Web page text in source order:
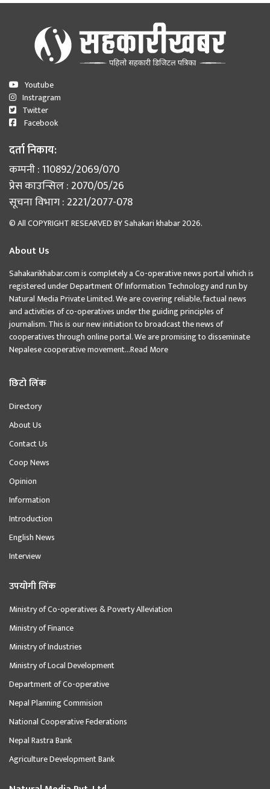
Facebook
Twitter
Instragram
Youtube
दर्ता निकाय:
कम्पनी : 110892/2069/070
प्रेस काउन्सिल : 2070/05/26
सूचना विभाग : 2221/2077-078
© All COPYRIGHT RESEARVED BYSahakari khabar2026.
About Us
Sahakarikhabar.com is completely a Co-operative news portal which is
registered under Department Of Information Technology and run by
Natural Media Private Limited. We are covering reliable, factual news
and activities of co-operatives under the guiding principles of
journalism. This is our new initiation to broadcast the news of
cooperatives through online portal. We are promising to disseminate
Nepalese cooperative movement...Read More
छिटो लिंक
Directory
About Us
Contact Us
Coop News
Opinion
Information
Introduction
English News
Interview
उपयोगी लिंक
Ministry of Co-operatives & Poverty Alleviation
Ministry of Finance
Ministry of Industries
Ministry of Local Development
Department of Co-operative
Nepal Planning Commision
National Cooperative Federations
Nepal Rastra Bank
Agriculture Development Bank